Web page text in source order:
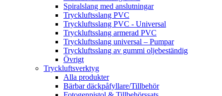
Spiralslang med anslutningar
Tryckluftsslang PVC
Tryckluftsslang PVC - Universal
Tryckluftsslang armerad PVC
Tryckluftsslang universal – Pumpar
Tryckluftsslang av gummi oljebeständig
Övrigt
Tryckluftsverktyg
Alla produkter
Bärbar däckpåfyllare/Tillbehör